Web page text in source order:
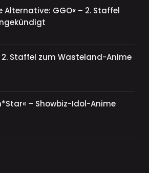
Alternative: GGO« – 2. Staffel
2. Staffel zum Wasteland-Anime
– Showbiz-Idol-Anime